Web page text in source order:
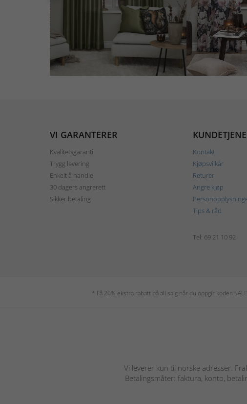
VI GARANTERER
Kvalitetsgaranti
Trygg levering
Enkelt å handle
30 dagers angrerett
Sikker betaling
Kontakt
Kjøpsvilkår
Returer
Angre kjøp
Tips & råd
Tel: 69 21 10 92
* Få 20% ekstra rabatt på all salg når du oppgir koden
Vi leverer kun til norske adresser.
Betalingsmåter: faktura, konto,